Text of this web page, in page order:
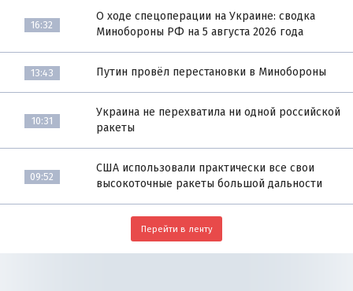
16:32
О ходе спецоперации на Украине: сводка
Минобороны РФ на 5 августа 2026 года
13:43 Путин провёл перестановки в Минобороны
10:31
Украина не перехватила ни одной российской
ракеты
09:52
США использовали практически все свои
высокоточные ракеты большой дальности
Перейти в ленту